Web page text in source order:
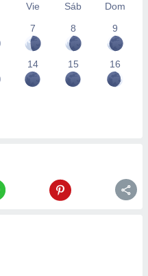
Vie Sáb
Dom
7 8 9
14 15 16